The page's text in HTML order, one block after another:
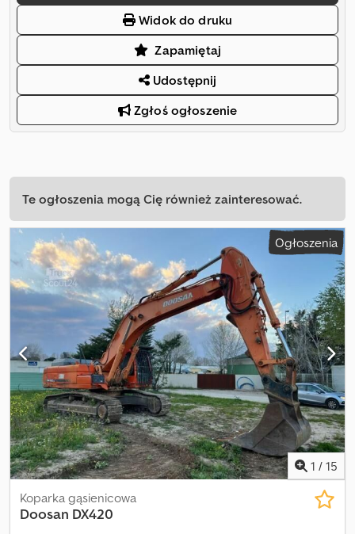
Widok do druku
Zapamiętaj
Udostępnij
Zgłoś ogłoszenie
Te ogłoszenia mogą Cię również zainteresować.
Ogłoszenia
1 / 15
Koparka gąsienicowa
Doosan DX420